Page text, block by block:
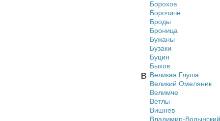
Борохов
Борочиче
Броды
Броница
Бужаны
Бузаки
Буцин
Быхов
В Великая Глуша
Великий Омеляник
Велимче
Ветлы
Вишнев
Владимир-Волынский